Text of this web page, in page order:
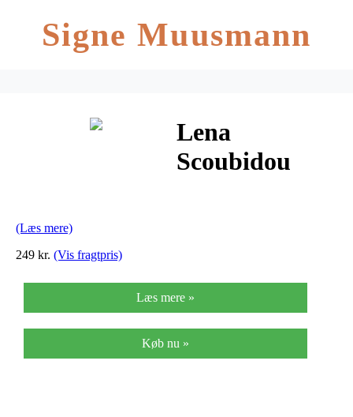
Signe Muusmann
Lena
Scoubidou
(Læs mere)
249 kr. (Vis fragtpris)
Læs mere »
Køb nu »